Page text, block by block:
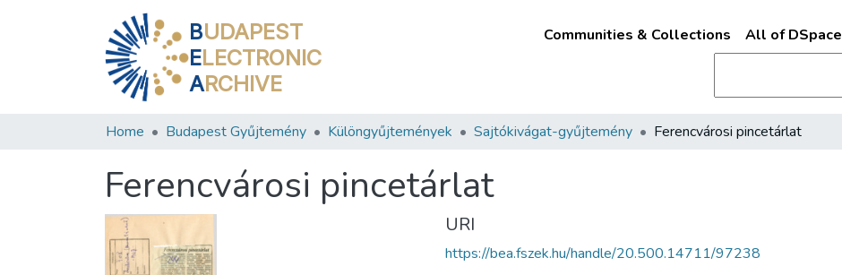
BUDAPEST
ELECTRONIC
ARCHIVE
Communities & Collections All of DSpace
Home Budapest Gyűjtemény Különgyűjtemények Sajtókivágat-gyűjtemény Ferencvárosi pincetárlat
Ferencvárosi pincetárlat
URI
https://bea.fszek.hu/handle/20.500.14711/97238